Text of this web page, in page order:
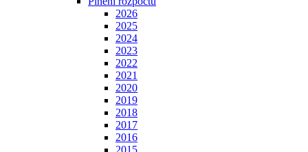
2026
2025
2024
2023
2022
2021
2020
2019
2018
2017
2016
2015